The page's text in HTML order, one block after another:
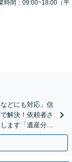
時間：09:00~18:00（平
どにも対応」信
解決！依頼者さ
ます「遺産分割
など」